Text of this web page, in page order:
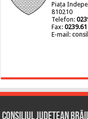
Piața
810210
Telefon:
Fax:
E-mail: